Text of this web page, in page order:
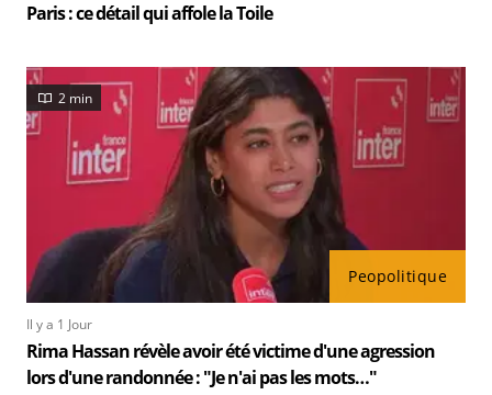
Paris : ce détail qui affole la Toile
Peopolitique
2 min
Il y a 1 Jour
Rima Hassan révèle avoir été victime d'une agression
lors d'une randonnée : "Je n'ai pas les mots…"